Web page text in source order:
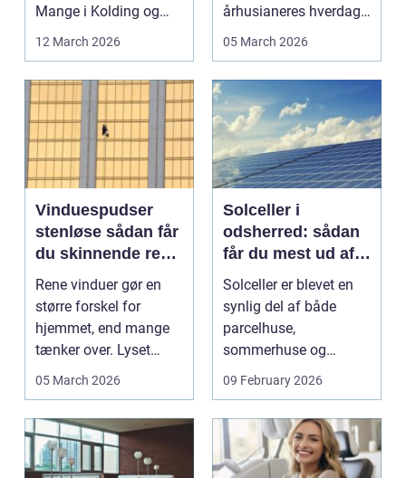
Mange i Kolding og
omegn søger p...
12 March 2026
århusianeres hverdag.
Flere bruger den både
05 March 2026
Vinduespudser
stenløse sådan får
du skinnende rene
ruder året rundt
Rene vinduer gør en
større forskel for
hjemmet, end mange
tænker over. Lyset
falder anderledes ind,
05 March 2026
Solceller i
odsherred: sådan
får du mest ud af
solen
Solceller er blevet en
synlig del af både
parcelhuse,
sommerhuse og
mindre erhverv i
Odsherred. Mang...
09 February 2026